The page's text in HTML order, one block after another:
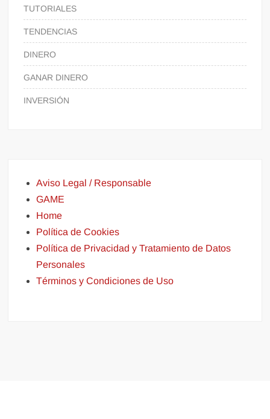
TUTORIALES
TENDENCIAS
DINERO
GANAR DINERO
INVERSIÓN
Aviso Legal / Responsable
GAME
Home
Política de Cookies
Política de Privacidad y Tratamiento de Datos
Personales
Términos y Condiciones de Uso